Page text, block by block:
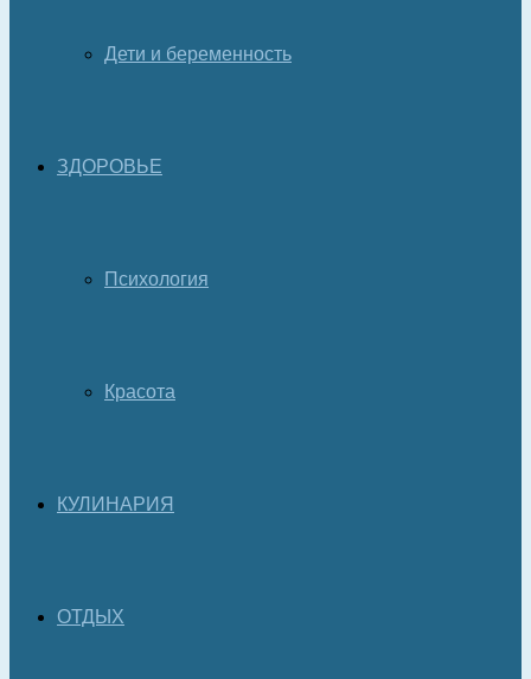
Дети и беременность
ЗДОРОВЬЕ
Психология
Красота
КУЛИНАРИЯ
ОТДЫХ